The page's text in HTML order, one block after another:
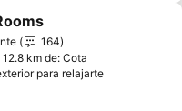
a favoritos
164
km de: Cota
para relajarte